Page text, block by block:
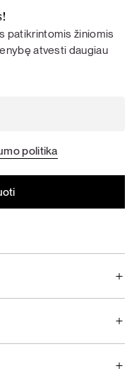
patikrintomis žiniomis
atvesti daugiau
politika